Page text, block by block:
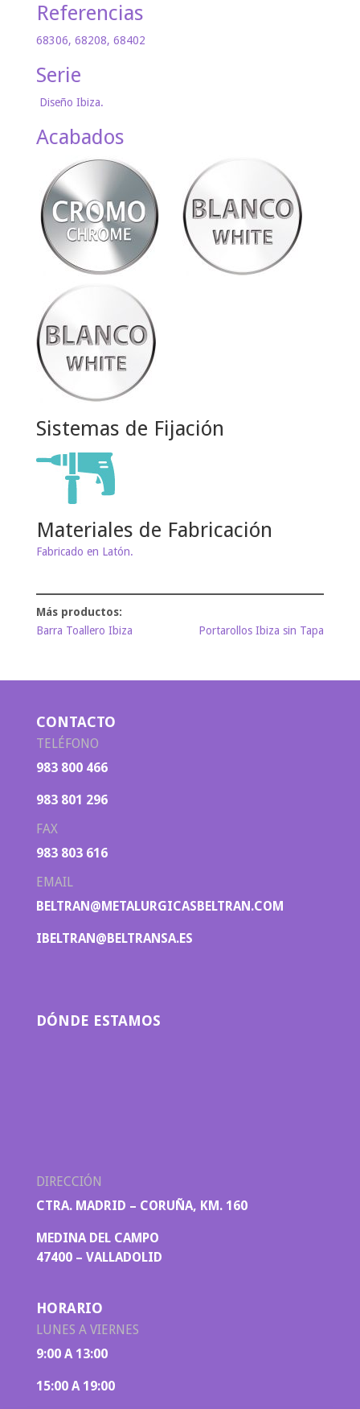
Referencias
68306, 68208, 68402
Serie
Diseño Ibiza.
Acabados
Sistemas de Fijación
Materiales de Fabricación
Fabricado en Latón.
Barra Toallero Ibiza Portarollos Ibiza sin Tapa
CONTACTO
TELÉFONO
983 800 466
983 801 296
FAX
983 803 616
EMAIL
BELTRAN@METALURGICASBELTRAN.COM
IBELTRAN@BELTRANSA.ES
DÓNDE ESTAMOS
DIRECCIÓN
CTRA. MADRID – CORUÑA, KM. 160
MEDINA DEL CAMPO
47400 – VALLADOLID
HORARIO
LUNES A VIERNES
9:00 A 13:00
15:00 A 19:00